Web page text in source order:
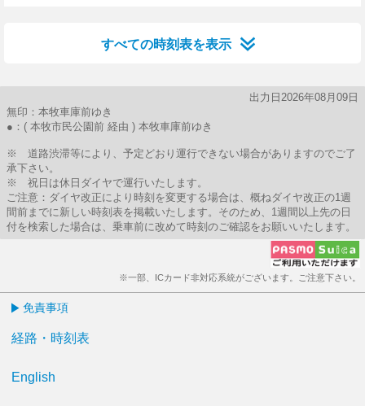
すべての時刻表を表示
出力日2026年08月09日
無印：本牧車庫前ゆき
●：( 本牧市民公園前 経由 ) 本牧車庫前ゆき
※ 道路渋滞等により、予定どおり運行できない場合がありますのでご了
承下さい。
※ 祝日は休日ダイヤで運行いたします。
ご注意：ダイヤ改正により時刻を変更する場合は、概ねダイヤ改正の1週
間前までに新しい時刻表を掲載いたします。そのため、1週間以上先の日
付を検索した場合は、乗車前に改めて時刻のご確認をお願いいたします。
※一部、ICカード非対応系統がございます。ご注意下さい。
免責事項
経路・時刻表
English